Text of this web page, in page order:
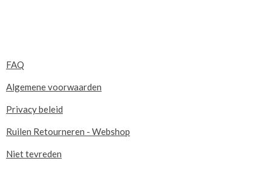
FAQ
Algemene voorwaarden
Privacy beleid
Ruilen Retourneren - Webshop
Niet tevreden